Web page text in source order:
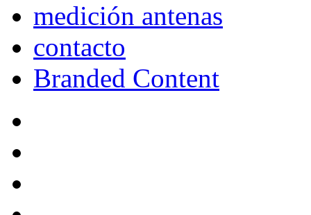
medición antenas
contacto
Branded Content